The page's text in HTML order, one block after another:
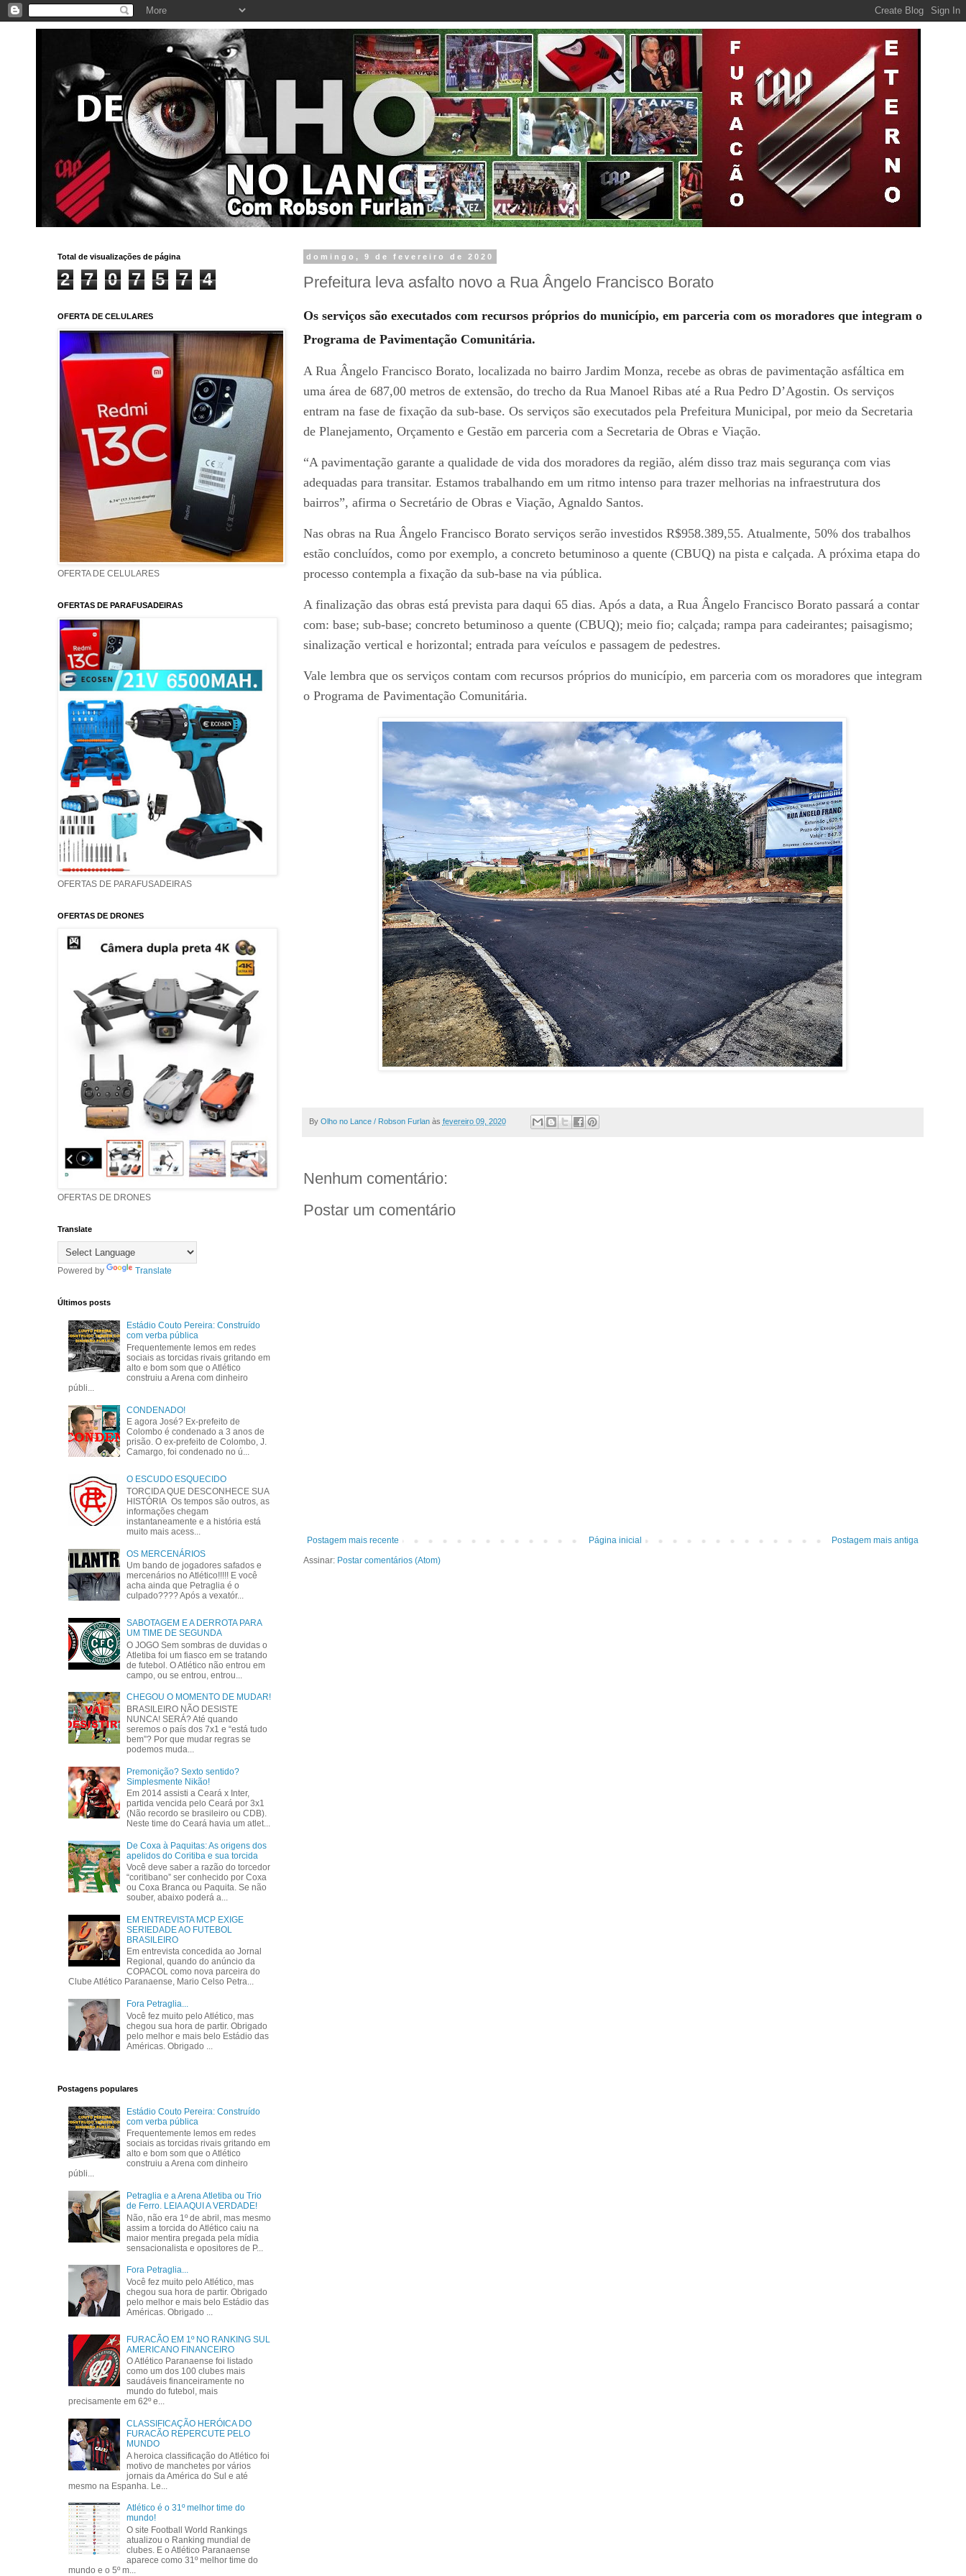
domingo, 9 de fevereiro de 2020
Prefeitura leva asfalto novo a Rua Ângelo Francisco Borato
Os serviços são executados com recursos próprios do município, em parceria com os moradores que integram o
Programa de Pavimentação Comunitária.
A Rua Ângelo Francisco Borato, localizada no bairro Jardim Monza, recebe as obras de pavimentação asfáltica em
uma área de 687,00 metros de extensão, do trecho da Rua Manoel Ribas até a Rua Pedro D’Agostin. Os serviços
entram na fase de fixação da sub-base. Os serviços são executados pela Prefeitura Municipal, por meio da Secretaria
de Planejamento, Orçamento e Gestão em parceria com a Secretaria de Obras e Viação.
“A pavimentação garante a qualidade de vida dos moradores da região, além disso traz mais segurança com vias
adequadas para transitar. Estamos trabalhando em um ritmo intenso para trazer melhorias na infraestrutura dos
bairros”, afirma o Secretário de Obras e Viação, Agnaldo Santos.
Nas obras na Rua Ângelo Francisco Borato serviços serão investidos R$958.389,55. Atualmente, 50% dos trabalhos
estão concluídos, como por exemplo, a concreto betuminoso a quente (CBUQ) na pista e calçada. A próxima etapa do
processo contempla a fixação da sub-base na via pública.
A finalização das obras está prevista para daqui 65 dias. Após a data, a Rua Ângelo Francisco Borato passará a contar
com: base; sub-base; concreto betuminoso a quente (CBUQ); meio fio; calçada; rampa para cadeirantes; paisagismo;
sinalização vertical e horizontal; entrada para veículos e passagem de pedestres.
Vale lembra que os serviços contam com recursos próprios do município, em parceria com os moradores que integram
o Programa de Pavimentação Comunitária.
By Olho no Lance / Robson Furlan às fevereiro 09, 2020
Nenhum comentário:
Postar um comentário
Postagem mais recente Postagem mais antiga
Página inicial
Assinar: Postar comentários (Atom)
Total de visualizações de página
2 7 0 7 5 7 4
OFERTA DE CELULARES
OFERTA DE CELULARES
OFERTAS DE PARAFUSADEIRAS
OFERTAS DE PARAFUSADEIRAS
OFERTAS DE DRONES
OFERTAS DE DRONES
Translate
Powered by Translate
Últimos posts
Estádio Couto Pereira: Construído
com verba pública
Frequentemente lemos em redes
sociais as torcidas rivais gritando em
alto e bom som que o Atlético
construiu a Arena com dinheiro
públi...
CONDENADO!
E agora José? Ex-prefeito de
Colombo é condenado a 3 anos de
prisão. O ex-prefeito de Colombo, J.
Camargo, foi condenado no ú...
O ESCUDO ESQUECIDO
TORCIDA QUE DESCONHECE SUA
HISTÓRIA Os tempos são outros, as
informações chegam
instantaneamente e a história está
muito mais acess...
OS MERCENÁRIOS
Um bando de jogadores safados e
mercenários no Atlético!!!!! E você
acha ainda que Petraglia é o
culpado???? Após a vexatór...
SABOTAGEM E A DERROTA PARA
UM TIME DE SEGUNDA
O JOGO Sem sombras de duvidas o
Atletiba foi um fiasco em se tratando
de futebol. O Atlético não entrou em
campo, ou se entrou, entrou...
CHEGOU O MOMENTO DE MUDAR!
BRASILEIRO NÃO DESISTE
NUNCA! SERÁ? Até quando
seremos o país dos 7x1 e “está tudo
bem”? Por que mudar regras se
podemos muda...
Premonição? Sexto sentido?
Simplesmente Nikão!
Em 2014 assisti a Ceará x Inter,
partida vencida pelo Ceará por 3x1
(Não recordo se brasileiro ou CDB).
Neste time do Ceará havia um atlet...
De Coxa à Paquitas: As origens dos
apelidos do Coritiba e sua torcida
Você deve saber a razão do torcedor
“coritibano” ser conhecido por Coxa
ou Coxa Branca ou Paquita. Se não
souber, abaixo poderá a...
EM ENTREVISTA MCP EXIGE
SERIEDADE AO FUTEBOL
BRASILEIRO
Em entrevista concedida ao Jornal
Regional, quando do anúncio da
COPACOL como nova parceira do
Clube Atlético Paranaense, Mario Celso Petra...
Fora Petraglia...
Você fez muito pelo Atlético, mas
chegou sua hora de partir. Obrigado
pelo melhor e mais belo Estádio das
Américas. Obrigado ...
Postagens populares
Estádio Couto Pereira: Construído
com verba pública
Frequentemente lemos em redes
sociais as torcidas rivais gritando em
alto e bom som que o Atlético
construiu a Arena com dinheiro
públi...
Petraglia e a Arena Atletiba ou Trio
de Ferro. LEIA AQUI A VERDADE!
Não, não era 1º de abril, mas mesmo
assim a torcida do Atlético caiu na
maior mentira pregada pela mídia
sensacionalista e opositores de P...
Fora Petraglia...
Você fez muito pelo Atlético, mas
chegou sua hora de partir. Obrigado
pelo melhor e mais belo Estádio das
Américas. Obrigado ...
FURACÃO EM 1º NO RANKING SUL
AMERICANO FINANCEIRO
O Atlético Paranaense foi listado
como um dos 100 clubes mais
saudáveis financeiramente no
mundo do futebol, mais
precisamente em 62º e...
CLASSIFICAÇÃO HERÓICA DO
FURACÃO REPERCUTE PELO
MUNDO
A heroica classificação do Atlético foi
motivo de manchetes por vários
jornais da América do Sul e até
mesmo na Espanha. Le...
Atlético é o 31º melhor time do
mundo!
O site Football World Rankings
atualizou o Ranking mundial de
clubes. E o Atlético Paranaense
aparece como 31º melhor time do
mundo e o 5º m...